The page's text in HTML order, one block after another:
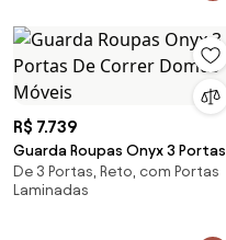
R$ 7.739
Guarda Roupas Onyx 3 Portas
De Correr Domus Móveis
De 3 Portas, Reto, com Portas
Laminadas